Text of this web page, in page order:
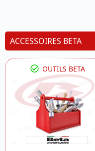
ACCESSOIRES BETA
OUTILS BETA